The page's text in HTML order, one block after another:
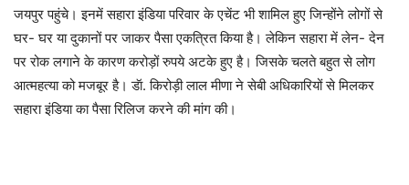
जयपुर पहुंचे। इनमें सहारा इंडिया परिवार के एचेंट भी शामिल हुए जिन्होंने लोगों से
घर- घर या दुकानों पर जाकर पैसा एकत्रित किया है। लेकिन सहारा में लेन- देन
पर रोक लगाने के कारण करोड़ों रुपये अटके हुए है। जिसके चलते बहुत से लोग
आत्महत्या को मजबूर है। डॅा. किरोड़ी लाल मीणा ने सेबी अधिकारियों से मिलकर
सहारा इंडिया का पैसा रिलिज करने की मांग की।